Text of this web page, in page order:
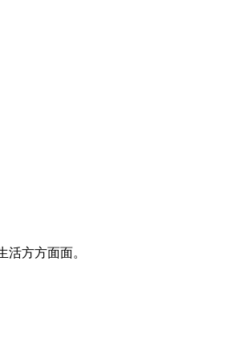
方方面面。